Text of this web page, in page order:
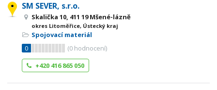
SM SEVER, s.r.o.
Skalička 10, 411 19 Mšené-lázně
okres Litoměřice, Ústecký kraj
Spojovací materiál
0
(0 hodnocení)
+420 416 865 050